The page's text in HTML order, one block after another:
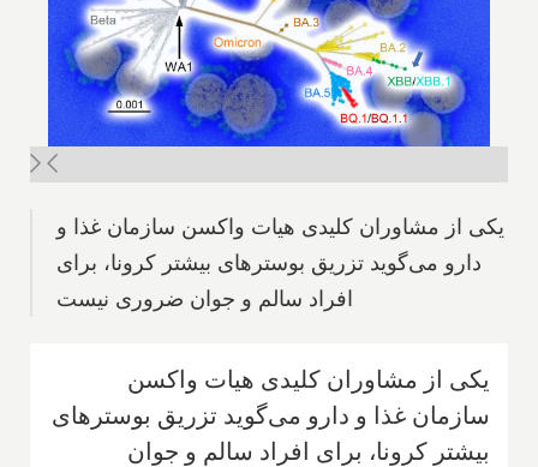
یکی از مشاوران کلیدی هیات واکسن سازمان غذا و
دارو می‌گوید تزریق‌ بوسترهای ‌بیشتر‌ کرونا، برای
افراد سالم و جوان ضروری نیست
یکی از مشاوران کلیدی هیات واکسن
سازمان غذا و دارو می‌گوید تزریق‌ بوسترهای
‌بیشتر‌ کرونا، برای افراد سالم و جوان